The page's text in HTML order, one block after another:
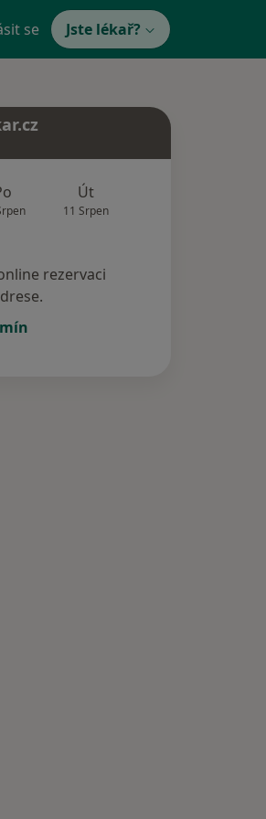
se Jste lékař?
Út
11 Srpen
rezervaci